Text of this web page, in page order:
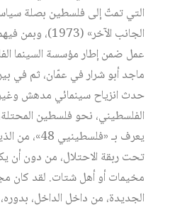
التي تمتّ إلى فلسطين بصلة
الجانب الآخر»
عمل ضمن إطار مؤسسة السينما
ماجد أبو شرار في عمّان، ثم في
حدث انزياح سينمائي مدهش
الفلسطيني، نحو فلسطين
يعرف بـ
تحت ربقة الاحتلال، من دون أن
مخيمات أو أهل شتات. لقد كان
الجديدة، من داخل الداخل،